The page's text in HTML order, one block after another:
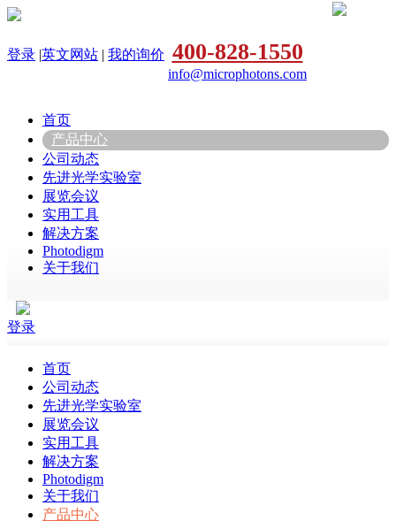
登录 |英文网站 | 我的询价 400-828-1550
info@microphotons.com
首页
产品中心
公司动态
先进光学实验室
展览会议
实用工具
解决方案
Photodigm
关于我们
登录
首页
公司动态
先进光学实验室
展览会议
实用工具
解决方案
Photodigm
关于我们
产品中心